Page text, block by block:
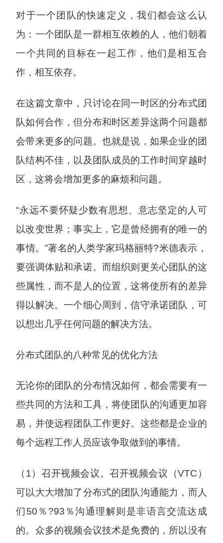
对于一个团队的快速定义，我们都会这么认
为：一个团队是一群相互依赖的人，他们朝着
一个共同的目标在一起工作，他们是相互合
作，相互依存。
在这篇文章中，只讨论在同一时区的分布式团
队如何合作，但分布和时区差异这两个问题都
会带来更多的问题。也就是说，如果企业的团
队结构不佳，以及团队成员的工作时间穿越时
区，这将会增加更多的麻烦和问题。
“永远不要怀疑少数有思想、意志坚定的人可
以改变世界；事实上，它是曾经拥有的唯一的
事情。”著名的人类学家玛格丽特?米德表示，
要强调体贴和承诺。而组织则更关心团队的这
些属性，而不是人的位置，这将使所有的差异
得以解决。一个细心周到，信守承诺团队，可
以想出几乎任何问题的解决方法。
分布式团队的八种常见的优化方法
无论你的团队的分布情况如何，都会需要有一
些共同的方法和工具，将使团队的沟通更加容
易，并使远程团队工作更好。这些都是企业的
每个远程工作人员应该争取做到的事情。
（1）召开视频会议。召开视频会议（VTC）
可以大大增加了分布式的团队沟通能力，而人
们50％?93％沟通理解则是非语言交流达成
的。众多的视频会议技术是免费的，所以没有